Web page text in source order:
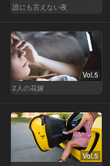
誰にも言えない夜
Vol.5
2人の花嫁
Vol.5